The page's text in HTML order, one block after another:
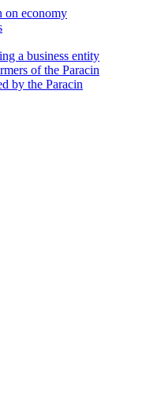
on economy
a business entity
of the Paracin
by the Paracin